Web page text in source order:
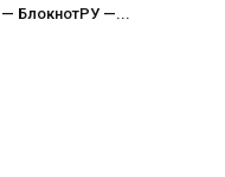
— БлокнотРУ —...